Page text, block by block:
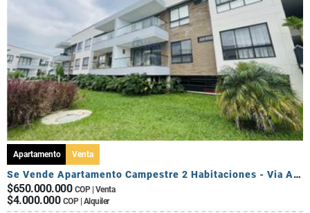
Apartamento Venta
Se Vende Apartamento Campestre 2 Habitaciones - Via Al Caimo
$650.000.000 COP | Venta
$4.000.000 COP | Alquiler